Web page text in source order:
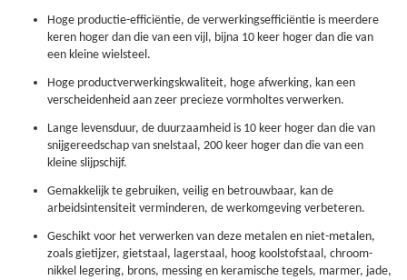
Hoge productie-efficiëntie, de verwerkingsefficiëntie is meerdere
keren hoger dan die van een vijl, bijna 10 keer hoger dan die van
een kleine wielsteel.
Hoge productverwerkingskwaliteit, hoge afwerking, kan een
verscheidenheid aan zeer precieze vormholtes verwerken.
Lange levensduur, de duurzaamheid is 10 keer hoger dan die van
snijgereedschap van snelstaal, 200 keer hoger dan die van een
kleine slijpschijf.
Gemakkelijk te gebruiken, veilig en betrouwbaar, kan de
arbeidsintensiteit verminderen, de werkomgeving verbeteren.
Geschikt voor het verwerken van deze metalen en niet-metalen,
zoals gietijzer, gietstaal, lagerstaal, hoog koolstofstaal, chroom-
nikkel legering, brons, messing en keramische tegels, marmer, jade,